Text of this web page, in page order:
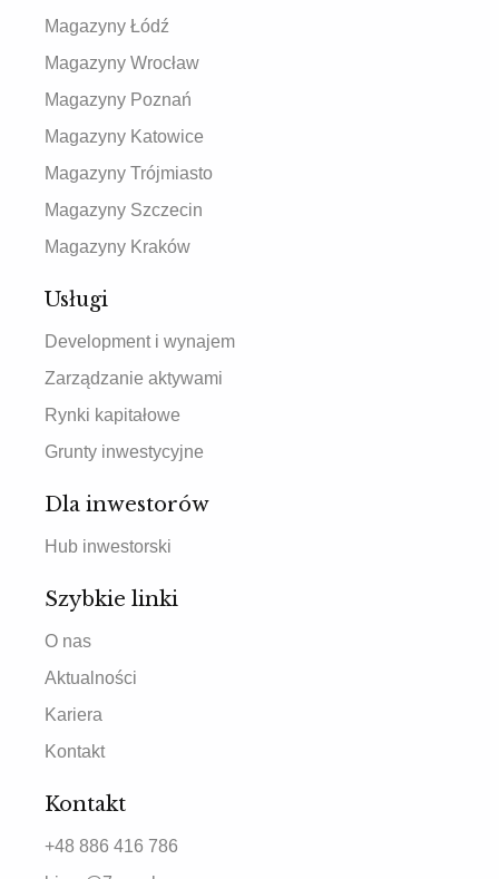
Magazyny Łódź
Magazyny Wrocław
Magazyny Poznań
Magazyny Katowice
Magazyny Trójmiasto
Magazyny Szczecin
Magazyny Kraków
Usługi
Development i wynajem
Zarządzanie aktywami
Rynki kapitałowe
Grunty inwestycyjne
Dla inwestorów
Hub inwestorski
Szybkie linki
O nas
Aktualności
Kariera
Kontakt
Kontakt
+48 886 416 786